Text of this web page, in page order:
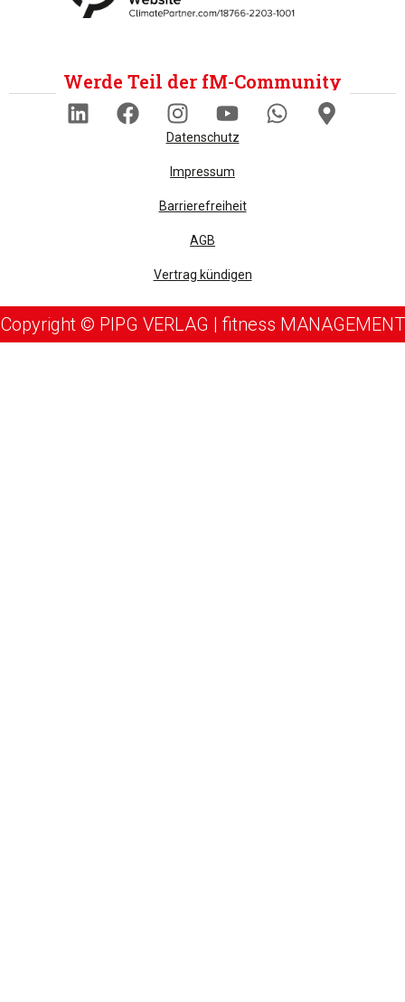
Werde Teil der fM-Community
Datenschutz
Impressum
Barrierefreiheit
AGB
Vertrag kündigen
Copyright © PIPG VERLAG | fitness MANAGEMENT